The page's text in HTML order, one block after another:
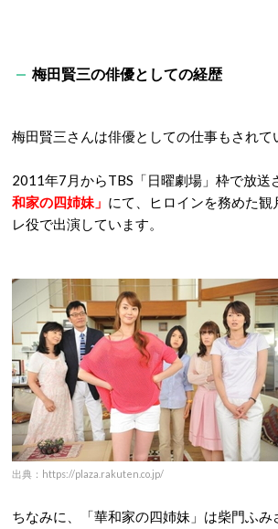
梅田賢三の俳優としての経歴
梅田賢三さんは俳優としての仕事もされて
2011年7月からTBS「日曜劇場」枠で放送
和家の四姉妹」 にて、ヒロインを務めた観
レ役で出演しています。
出典：https://plaza.rakuten.co.jp/
ちなみに、「華和家の四姉妹」は柴門ふ